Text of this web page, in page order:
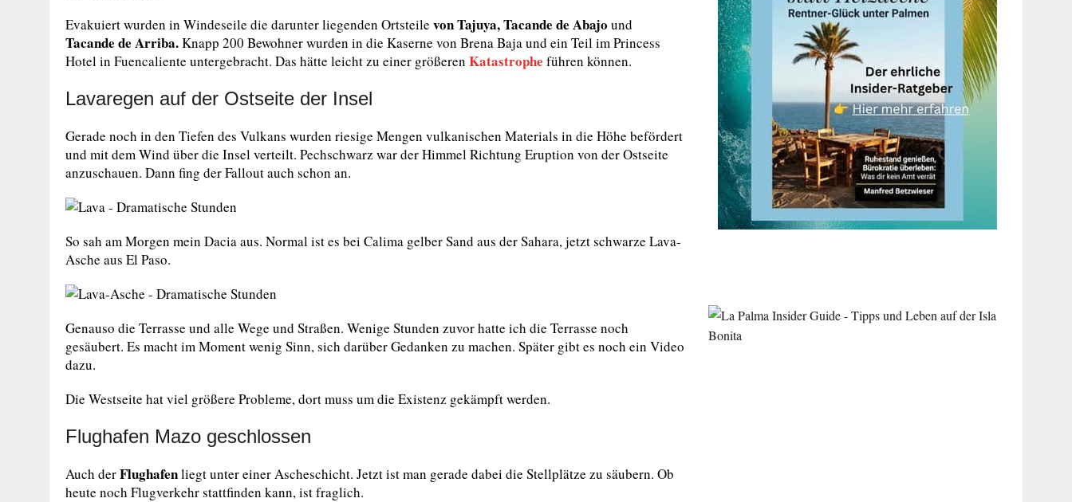
Evakuiert wurden in Windeseile die darunter liegenden Ortsteile von Tajuya, Tacande de Abajo und
Tacande de Arriba.Knapp 200 Bewohner wurden in die Kaserne von Brena Baja und ein Teil im Princess
Hotel in Fuencaliente untergebracht. Das hätte leicht zu einer größeren Katastrophe führen können.
Lavaregen auf der Ostseite der Insel
Gerade noch in den Tiefen des Vulkans wurden riesige Mengen vulkanischen Materials in die Höhe befördert
und mit dem Wind über die Insel verteilt. Pechschwarz war der Himmel Richtung Eruption von der Ostseite
anzuschauen. Dann fing der Fallout auch schon an.
So sah am Morgen mein Dacia aus. Normal ist es bei Calima gelber Sand aus der Sahara, jetzt schwarze Lava-
Asche aus El Paso.
Genauso die Terrasse und alle Wege und Straßen. Wenige Stunden zuvor hatte ich die Terrasse noch
gesäubert. Es macht im Moment wenig Sinn, sich darüber Gedanken zu machen. Später gibt es noch ein Video
dazu.
Die Westseite hat viel größere Probleme, dort muss um die Existenz gekämpft werden.
Flughafen Mazo geschlossen
Auch derFlughafenliegt unter einer Ascheschicht. Jetzt ist man gerade dabei die Stellplätze zu säubern. Ob
heute noch Flugverkehr stattfinden kann, ist fraglich.